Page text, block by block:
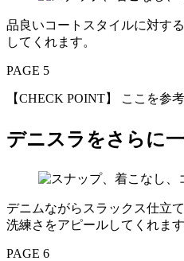
品良いコートスタイルに対す
してくれます。
PAGE 5
【CHECK POINT】 ここを参
デニスラをさらに
デニムながらスラックス仕立
洗練さをアピールしてくれます
PAGE 6